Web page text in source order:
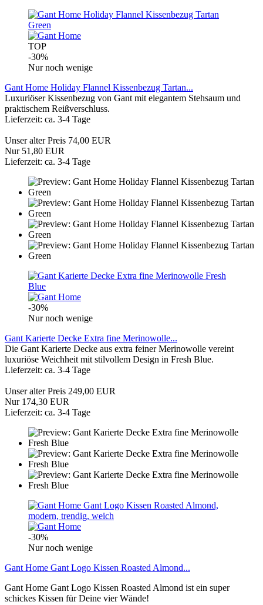
TOP
-30%
Nur noch wenige
Gant Home Holiday Flannel Kissenbezug Tartan...
Luxuriöser Kissenbezug von Gant mit elegantem Stehsaum und
praktischem Reißverschluss.
Lieferzeit: ca. 3-4 Tage
Unser alter Preis 74,00 EUR
Nur 51,80 EUR
Lieferzeit: ca. 3-4 Tage
-30%
Nur noch wenige
Gant Karierte Decke Extra fine Merinowolle...
Die Gant Karierte Decke aus extra feiner Merinowolle vereint
luxuriöse Weichheit mit stilvollem Design in Fresh Blue.
Lieferzeit: ca. 3-4 Tage
Unser alter Preis 249,00 EUR
Nur 174,30 EUR
Lieferzeit: ca. 3-4 Tage
-30%
Nur noch wenige
Gant Home Gant Logo Kissen Roasted Almond...
Gant Home Gant Logo Kissen Roasted Almond ist ein super
schickes Kissen für Deine vier Wände!